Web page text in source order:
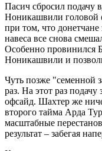
Пасич сбросил подачу
Ноникашвили головой
при том, что
навеса все снова
Особенно провинился
Ноникашвили и
Чуть позже "семенной
раз. На этот раз
офсайд. Шахтер же
второго тайма Арда
масштабные
результат – забегая